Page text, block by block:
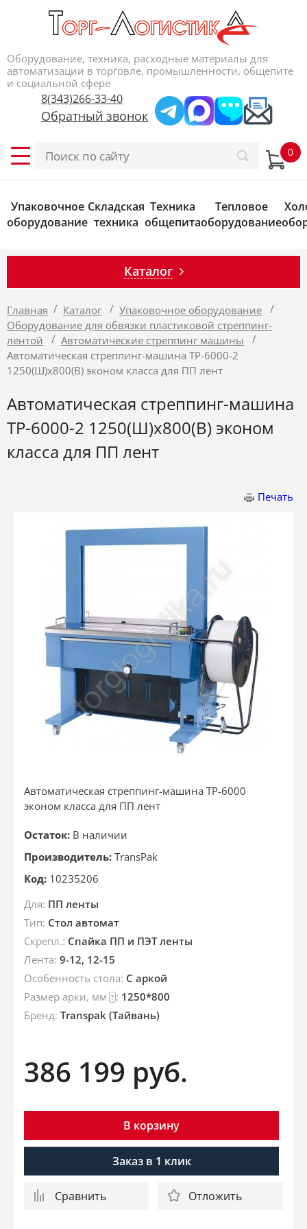
Оборудование, техника, расходные материалы для
автоматизации в торговле, промышленности, общепите
и социальной сфере
8(343)266-33-40
Обратный звонок
Упаковочное
оборудование
Складская
техника
Техника
общепита
Тепловое
оборудование
Каталог
Главная / Каталог / Упаковочное оборудование /
Оборудование для обвязки пластиковой стреппинг-
лентой
/ Автоматические стреппинг машины
/
Автоматическая стреппинг-машина ТР-6000-2
1250(Ш)х800(В) эконом класса для ПП лент
Автоматическая стреппинг-машина
ТР-6000-2 1250(Ш)х800(В) эконом
класса для ПП лент
Печать
Автоматическая стреппинг-машина ТР-6000
эконом класса для ПП лент
Остаток: В наличии
Производитель: TransPak
Код: 10235206
Для: ПП ленты
Тип: Стол автомат
Скрепл.: Спайка ПП и ПЭТ ленты
Лента: 9-12, 12-15
Особенность стола: С аркой
Размер арки, мм ? : 1250*800
Брeнд: Transpak (Тайвань)
386 199 руб.
В корзину
Заказ в 1 клик
Сравнить Отложить